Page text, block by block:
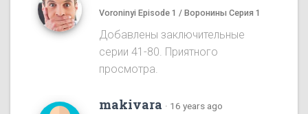
Voroninyi Episode 1 / Воронины Серия 1
Добавлены заключительные
серии 41-80. Приятного
просмотра.
makivara · 16 years ago